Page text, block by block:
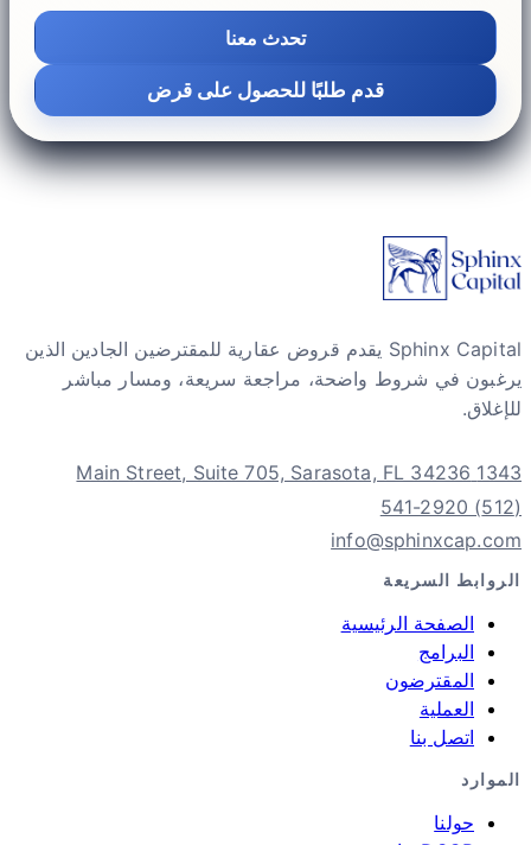
تحدث معنا
قدم طلبًا للحصول على قرض
Sphinx Capital يقدم قروض عقارية للمقترضين الجادين الذين
يرغبون في شروط واضحة، مراجعة سريعة، ومسار مباشر
للإغلاق.
1343 Main Street, Suite 705, Sarasota, FL 34236
(512) 541-2920
info@sphinxcap.com
الروابط السريعة
الصفحة الرئيسية
البرامج
المقترضون
العملية
اتصل بنا
الموارد
حولنا